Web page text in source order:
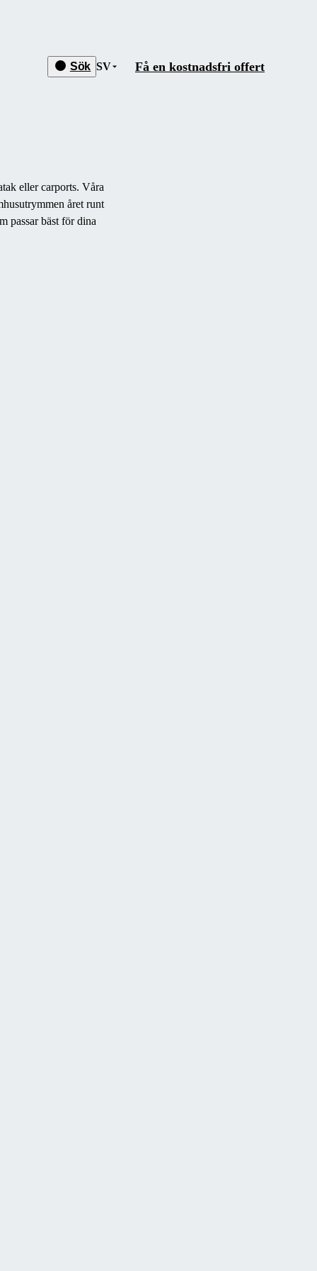
Sök SV Få en kostnadsfri offert
eller carports. Våra
året runt
passar bäst för dina